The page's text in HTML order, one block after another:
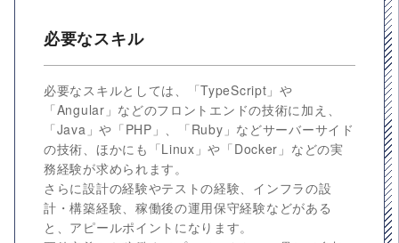
必要なスキル
必要なスキルとしては、「TypeScript」や
「Angular」などのフロントエンドの技術に加え、
「Java」や「PHP」、「Ruby」などサーバーサイド
の技術、ほかにも「Linux」や「Docker」などの実
務経験が求められます。
さらに設計の経験やテストの経験、インフラの設
計・構築経験、稼働後の運用保守経験などがある
と、アピールポイントになります。